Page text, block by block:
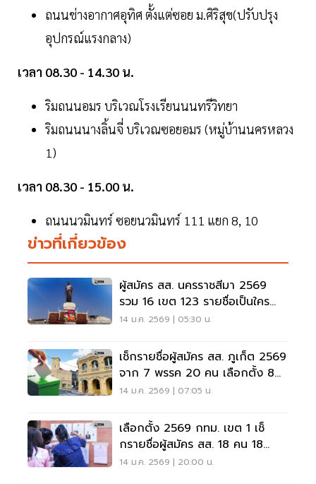
ถนนช่างอากาศอุทิศ ตั้งแต่ซอย ม.ศิริสุข(ปรับปรุง
อุปกรณ์แรงกลาง)
เวลา 08.30 - 14.30 น.
ริมถนนอมร บริเวณโรงเรียนนนทรีวิทยา
ริมถนนนางลิ้นจี่ บริเวณซอยอมร (หมู่บ้านนครหลวง
1)
เวลา 08.30 - 15.00 น.
ถนนนวมินทร์ ซอยนวมินทร์ 111 แยก 8, 10
ข่าวที่เกี่ยวข้อง
ผู้สมัคร สส. นครราชสีมา 2569
รวม 16 เขต 123 รายชื่อเป็นใคร
พรรคไหน เบอร์อะไร
14 ม.ค. 2569 | 05:30 น.
เช็กรายชื่อผู้สมัคร สส. ภูเก็ต 2569
จาก 7 พรรค 20 คน เลือกตั้ง 8
ก.พ.นี้
14 ม.ค. 2569 | 07:05 น.
เลือกตั้ง 2569 กทม. เขต 1 เช็
กรายชื่อผู้สมัคร สส. 18 คน 18
พรรค
14 ม.ค. 2569 | 20:00 น.